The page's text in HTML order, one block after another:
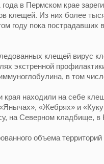
в Пермском крае
клещей. Из них более
году пока пострадавших
клещей вирус
экстренной
в том
находили на себе
«Жебрях» и
на Северном кладбище,
объема